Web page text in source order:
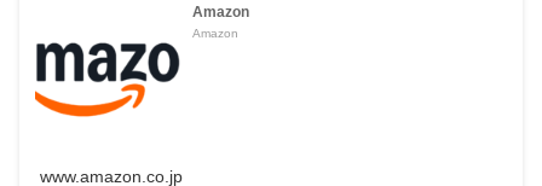
Amazon
Amazon
www.amazon.co.jp